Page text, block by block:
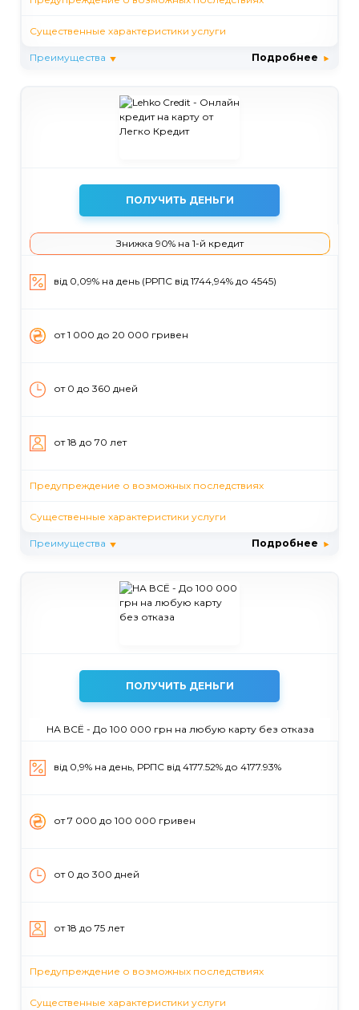
Существенные характеристики услуги
Преимущества Подробнее
ПОЛУЧИТЬ ДЕНЬГИ
Знижка 90% на 1-й кредит
від 0,09% на день (РРПС від 1744,94% до 4545)
от 1 000 до 20 000 гривен
от 0 до 360 дней
от 18 до 70 лет
Предупреждение о возможных последствиях
Существенные характеристики услуги
Преимущества Подробнее
ПОЛУЧИТЬ ДЕНЬГИ
НА ВСЁ - До 100 000 грн на любую карту без отказа
від 0,9% на день, РРПС вiд 4177.52% до 4177.93%
от 7 000 до 100 000 гривен
от 0 до 300 дней
от 18 до 75 лет
Предупреждение о возможных последствиях
Существенные характеристики услуги